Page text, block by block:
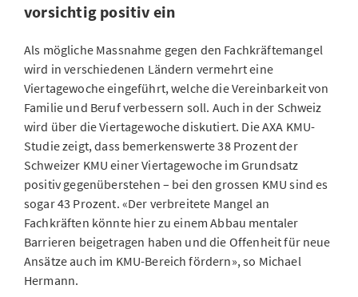
vorsichtig positiv ein
Als mögliche Massnahme gegen den Fachkräftemangel
wird in verschiedenen Ländern vermehrt eine
Viertagewoche eingeführt, welche die Vereinbarkeit von
Familie und Beruf verbessern soll. Auch in der Schweiz
wird über die Viertagewoche diskutiert. Die AXA KMU-
Studie zeigt, dass bemerkenswerte 38 Prozent der
Schweizer KMU einer Viertagewoche im Grundsatz
positiv gegenüberstehen – bei den grossen KMU sind es
sogar 43 Prozent. «Der verbreitete Mangel an
Fachkräften könnte hier zu einem Abbau mentaler
Barrieren beigetragen haben und die Offenheit für neue
Ansätze auch im KMU-Bereich fördern», so Michael
Hermann.